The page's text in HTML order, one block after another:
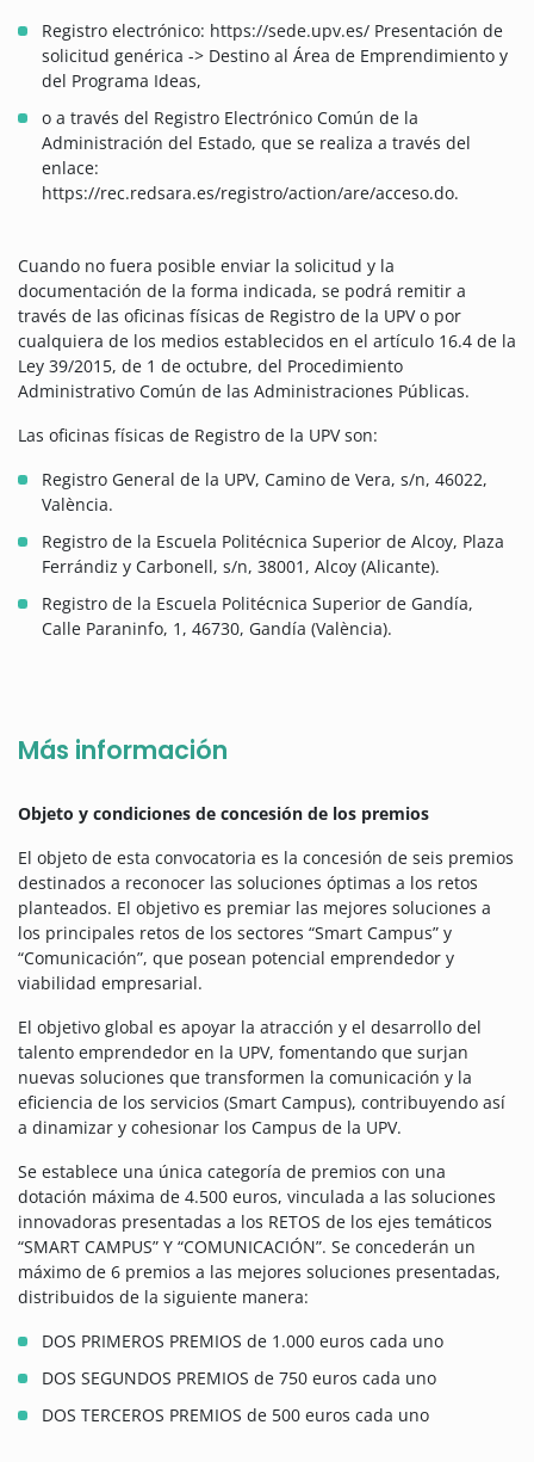
Registro electrónico: https://sede.upv.es/ Presentación de
solicitud genérica -> Destino al Área de Emprendimiento y
del Programa Ideas,
o a través del Registro Electrónico Común de la
Administración del Estado, que se realiza a través del
enlace:
https://rec.redsara.es/registro/action/are/acceso.do.
Cuando no fuera posible enviar la solicitud y la
documentación de la forma indicada, se podrá remitir a
través de las oficinas físicas de Registro de la UPV o por
cualquiera de los medios establecidos en el artículo 16.4 de la
Ley 39/2015, de 1 de octubre, del Procedimiento
Administrativo Común de las Administraciones Públicas.
Las oficinas físicas de Registro de la UPV son:
Registro General de la UPV, Camino de Vera, s/n, 46022,
València.
Registro de la Escuela Politécnica Superior de Alcoy, Plaza
Ferrándiz y Carbonell, s/n, 38001, Alcoy (Alicante).
Registro de la Escuela Politécnica Superior de Gandía,
Calle Paraninfo, 1, 46730, Gandía (València).
Más información
Objeto y condiciones de concesión de los premios
El objeto de esta convocatoria es la concesión de seis premios
destinados a reconocer las soluciones óptimas a los retos
planteados. El objetivo es premiar las mejores soluciones a
los principales retos de los sectores “Smart Campus” y
“Comunicación”, que posean potencial emprendedor y
viabilidad empresarial.
El objetivo global es apoyar la atracción y el desarrollo del
talento emprendedor en la UPV, fomentando que surjan
nuevas soluciones que transformen la comunicación y la
eficiencia de los servicios (Smart Campus), contribuyendo así
a dinamizar y cohesionar los Campus de la UPV.
Se establece una única categoría de premios con una
dotación máxima de 4.500 euros, vinculada a las soluciones
innovadoras presentadas a los RETOS de los ejes temáticos
“SMART CAMPUS” Y “COMUNICACIÓN”. Se concederán un
máximo de 6 premios a las mejores soluciones presentadas,
distribuidos de la siguiente manera:
DOS PRIMEROS PREMIOS de 1.000 euros cada uno
DOS SEGUNDOS PREMIOS de 750 euros cada uno
DOS TERCEROS PREMIOS de 500 euros cada uno